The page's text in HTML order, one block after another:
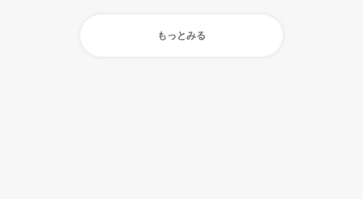
もっとみる